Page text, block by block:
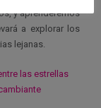
y aprenderemos
a explorar los
lejanas.
las estrellas